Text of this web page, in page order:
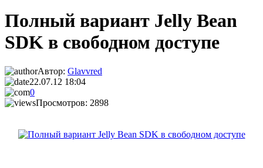
Полный вариант Jelly Bean
SDK в свободном доступе
Автор: Glavvred
22.07.12 18:04
0
Просмотров: 2898